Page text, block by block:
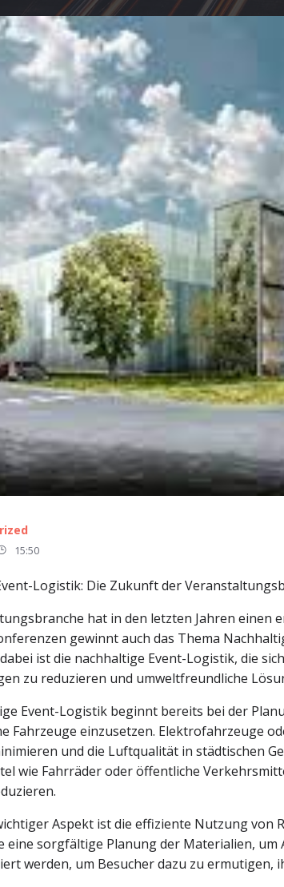
15:50
Logistik: Die Zukunft der
hat in den letzten Jahren einen
gewinnt auch das Thema
ist die nachhaltige Event-Logistik, die
zu reduzieren und umweltfreundliche
Event-Logistik beginnt bereits bei der
Fahrzeuge einzusetzen. Elektrofahrzeuge
und die Luftqualität in städtischen
wie Fahrräder oder öffentliche
Aspekt ist die effiziente Nutzung von
eine sorgfältige Planung der Materialien,
werden, um Besucher dazu zu ermutigen,